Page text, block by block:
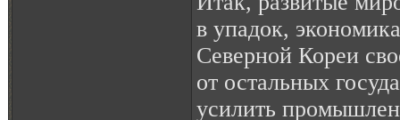
в упадок,
Северной Кореи
от остальных
усилить